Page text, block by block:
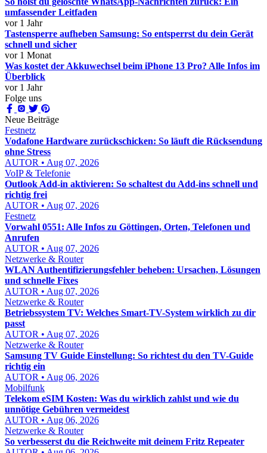
umfassender Leitfaden
vor 1 Jahr
Tastensperre aufheben Samsung: So entsperrst du dein Gerät
schnell und sicher
vor 1 Monat
Was kostet der Akkuwechsel beim iPhone 13 Pro? Alle Infos im
Überblick
vor 1 Jahr
Folge uns
Neue Beiträge
Festnetz
Vodafone Hardware zurückschicken: So läuft die Rücksendung
ohne Stress
AUTOR • Aug 07, 2026
VoIP & Telefonie
Outlook Add-in aktivieren: So schaltest du Add-ins schnell und
richtig frei
AUTOR • Aug 07, 2026
Festnetz
Vorwahl 0551: Alle Infos zu Göttingen, Orten, Telefonen und
Anrufen
AUTOR • Aug 07, 2026
Netzwerke & Router
WLAN Authentifizierungsfehler beheben: Ursachen, Lösungen
und schnelle Fixes
AUTOR • Aug 07, 2026
Netzwerke & Router
Betriebssystem TV: Welches Smart-TV-System wirklich zu dir
passt
AUTOR • Aug 07, 2026
Netzwerke & Router
Samsung TV Guide Einstellung: So richtest du den TV-Guide
richtig ein
AUTOR • Aug 06, 2026
Mobilfunk
Telekom eSIM Kosten: Was du wirklich zahlst und wie du
unnötige Gebühren vermeidest
AUTOR • Aug 06, 2026
Netzwerke & Router
So verbesserst du die Reichweite mit deinem Fritz Repeater